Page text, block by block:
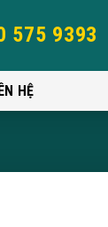
575 9393
HỆ